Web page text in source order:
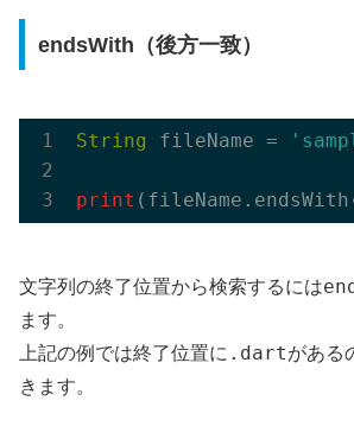
endsWith（後方一致）
String fileName =
print
文字列の終了位置から検索するには
ます。
上記の例では終了位置に .dartがある
きます。